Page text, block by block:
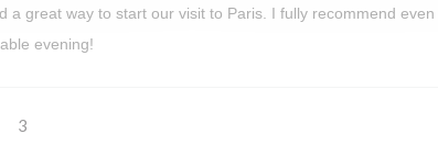
great way to start our visit to Paris. I fully recommend even
evening!
3